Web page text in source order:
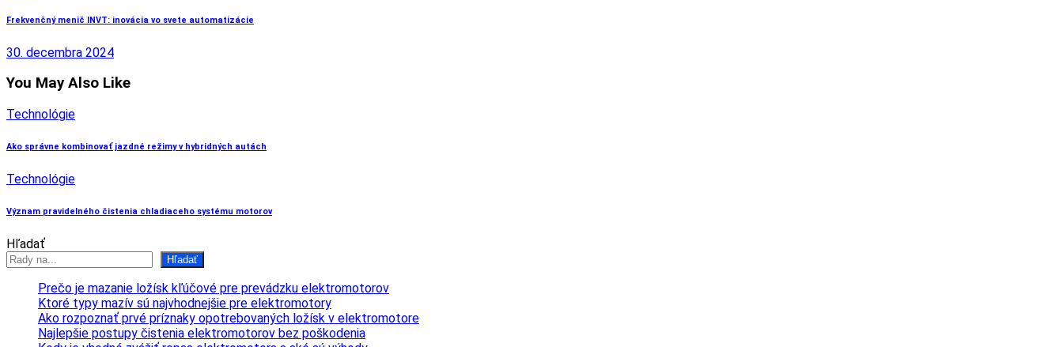
Frekvenčný menič INVT: inovácia vo svete automatizácie
30. decembra 2024
You May Also Like
Technológie
Ako správne kombinovať jazdné režimy v hybridných autách
Technológie
Význam pravidelného čistenia chladiaceho systému motorov
Hľadať
Hľadať
Prečo je mazanie ložísk kľúčové pre prevádzku elektromotorov
Ktoré typy mazív sú najvhodnejšie pre elektromotory
Ako rozpoznať prvé príznaky opotrebovaných ložísk v elektromotore
Najlepšie postupy čistenia elektromotorov bez poškodenia